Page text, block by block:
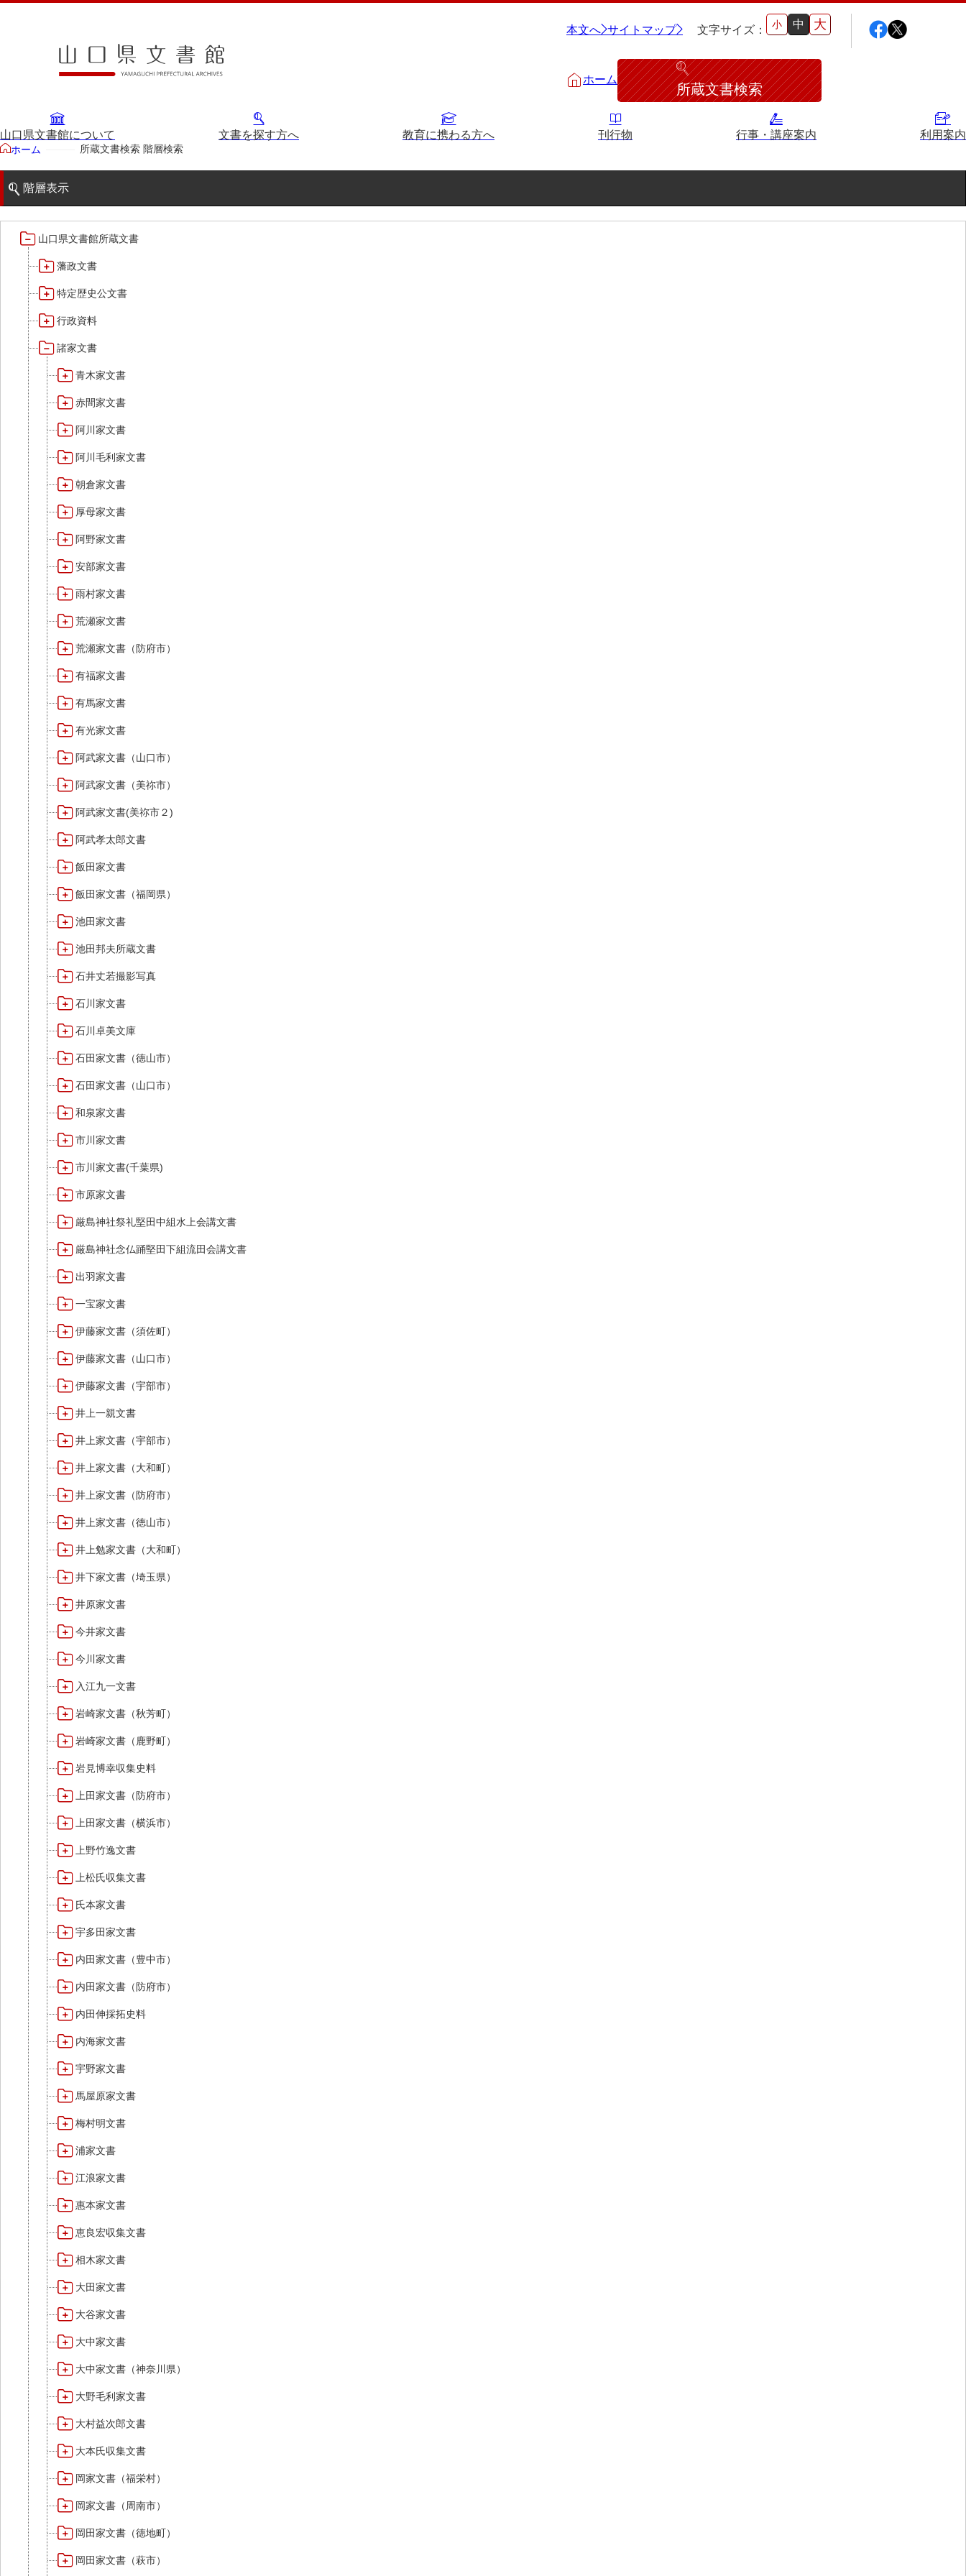
本文へ サイトマップ 文字サイズ： 小 中 大
ホーム
所蔵文書検索
山口県文書館について 文書を探す方へ 教育に携わる方へ 刊行物 行事・講座案内 利用案内
ホーム 所蔵文書検索 階層検索
階層表示
山口県文書館所蔵文書
藩政文書
特定歴史公文書
行政資料
諸家文書
青木家文書
赤間家文書
阿川家文書
阿川毛利家文書
朝倉家文書
厚母家文書
阿野家文書
安部家文書
雨村家文書
荒瀬家文書
荒瀬家文書（防府市）
有福家文書
有馬家文書
有光家文書
阿武家文書（山口市）
阿武家文書（美祢市）
阿武家文書(美祢市２)
阿武孝太郎文書
飯田家文書
飯田家文書（福岡県）
池田家文書
池田邦夫所蔵文書
石井丈若撮影写真
石川家文書
石川卓美文庫
石田家文書（徳山市）
石田家文書（山口市）
和泉家文書
市川家文書
市川家文書(千葉県)
市原家文書
厳島神社祭礼堅田中組水上会講文書
厳島神社念仏踊堅田下組流田会講文書
出羽家文書
一宝家文書
伊藤家文書（須佐町）
伊藤家文書（山口市）
伊藤家文書（宇部市）
井上一親文書
井上家文書（宇部市）
井上家文書（大和町）
井上家文書（防府市）
井上家文書（徳山市）
井上勉家文書（大和町）
井下家文書（埼玉県）
井原家文書
今井家文書
今川家文書
入江九一文書
岩崎家文書（秋芳町）
岩崎家文書（鹿野町）
岩見博幸収集史料
上田家文書（防府市）
上田家文書（横浜市）
上野竹逸文書
上松氏収集文書
氏本家文書
宇多田家文書
内田家文書（豊中市）
内田家文書（防府市）
内田伸採拓史料
内海家文書
宇野家文書
馬屋原家文書
梅村明文書
浦家文書
江浪家文書
惠本家文書
恵良宏収集文書
相木家文書
大田家文書
大谷家文書
大中家文書
大中家文書（神奈川県）
大野毛利家文書
大村益次郎文書
大本氏収集文書
岡家文書（福栄村）
岡家文書（周南市）
岡田家文書（徳地町）
岡田家文書（萩市）